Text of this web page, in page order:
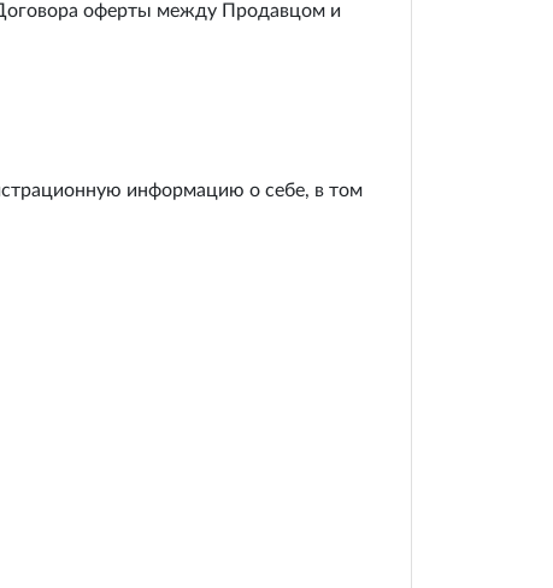
оферты между Продавцом и
информацию о себе, в том